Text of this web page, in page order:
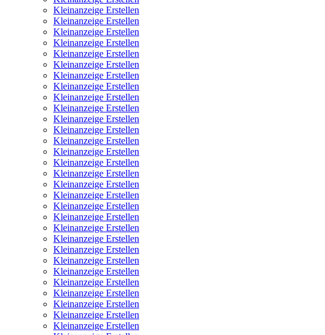
Kleinanzeige Erstellen
Kleinanzeige Erstellen
Kleinanzeige Erstellen
Kleinanzeige Erstellen
Kleinanzeige Erstellen
Kleinanzeige Erstellen
Kleinanzeige Erstellen
Kleinanzeige Erstellen
Kleinanzeige Erstellen
Kleinanzeige Erstellen
Kleinanzeige Erstellen
Kleinanzeige Erstellen
Kleinanzeige Erstellen
Kleinanzeige Erstellen
Kleinanzeige Erstellen
Kleinanzeige Erstellen
Kleinanzeige Erstellen
Kleinanzeige Erstellen
Kleinanzeige Erstellen
Kleinanzeige Erstellen
Kleinanzeige Erstellen
Kleinanzeige Erstellen
Kleinanzeige Erstellen
Kleinanzeige Erstellen
Kleinanzeige Erstellen
Kleinanzeige Erstellen
Kleinanzeige Erstellen
Kleinanzeige Erstellen
Kleinanzeige Erstellen
Kleinanzeige Erstellen